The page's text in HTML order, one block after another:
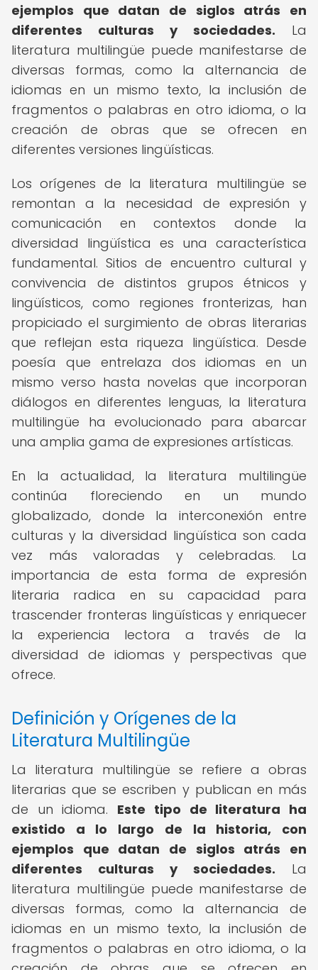
ejemplos que datan de siglos atrás en
diferentes culturas y sociedades. La
literatura multilingüe puede manifestarse de
diversas formas, como la alternancia de
idiomas en un mismo texto, la inclusión de
fragmentos o palabras en otro idioma, o la
creación de obras que se ofrecen en
diferentes versiones lingüísticas.
Los orígenes de la literatura multilingüe se
remontan a la necesidad de expresión y
comunicación en contextos donde la
diversidad lingüística es una característica
fundamental. Sitios de encuentro cultural y
convivencia de distintos grupos étnicos y
lingüísticos, como regiones fronterizas, han
propiciado el surgimiento de obras literarias
que reflejan esta riqueza lingüística. Desde
poesía que entrelaza dos idiomas en un
mismo verso hasta novelas que incorporan
diálogos en diferentes lenguas, la literatura
multilingüe ha evolucionado para abarcar
una amplia gama de expresiones artísticas.
En la actualidad, la literatura multilingüe
continúa floreciendo en un mundo
globalizado, donde la interconexión entre
culturas y la diversidad lingüística son cada
vez más valoradas y celebradas. La
importancia de esta forma de expresión
literaria radica en su capacidad para
trascender fronteras lingüísticas y enriquecer
la experiencia lectora a través de la
diversidad de idiomas y perspectivas que
ofrece.
Definición y Orígenes de la
Literatura Multilingüe
La literatura multilingüe se refiere a obras
literarias que se escriben y publican en más
de un idioma. Este tipo de literatura ha
existido a lo largo de la historia, con
ejemplos que datan de siglos atrás en
diferentes culturas y sociedades. La
literatura multilingüe puede manifestarse de
diversas formas, como la alternancia de
idiomas en un mismo texto, la inclusión de
fragmentos o palabras en otro idioma, o la